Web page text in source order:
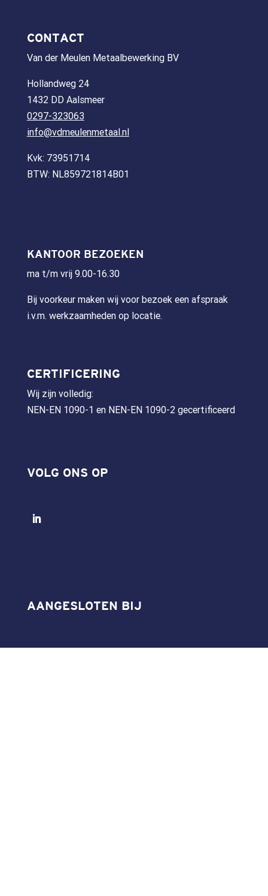
CONTACT
Van der Meulen Metaalbewerking BV
Hollandweg 24
1432 DD Aalsmeer
0297-323063
info@vdmeulenmetaal.nl
Kvk: 73951714
BTW: NL859721814B01
KANTOOR BEZOEKEN
ma t/m vrij 9.00-16.30
Bij voorkeur maken wij voor bezoek een afspraak
i.v.m. werkzaamheden op locatie.
CERTIFICERING
Wij zijn volledig:
NEN-EN 1090-1 en NEN-EN 1090-2 gecertificeerd
VOLG ONS OP
AANGESLOTEN BIJ